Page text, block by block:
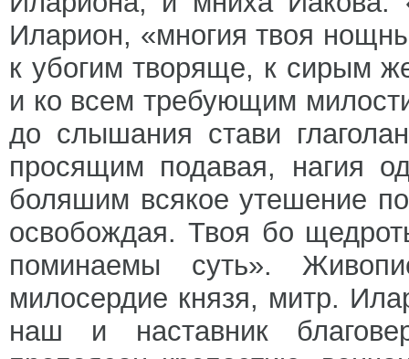
Иларион, «многия твоя
к убогим творяще, к сирым
и ко всем требующим
до слышания стави
просящим подавая, нагия
боляшим всякое утешение
освобождая. Твоя бо
поминаемы суть».
милосердие князя, митр.
наш и наставник